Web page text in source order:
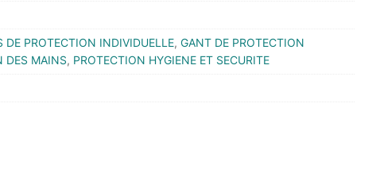
DE PROTECTION INDIVIDUELLE, GANT DE PROTECTION
DES MAINS, PROTECTION HYGIENE ET SECURITE